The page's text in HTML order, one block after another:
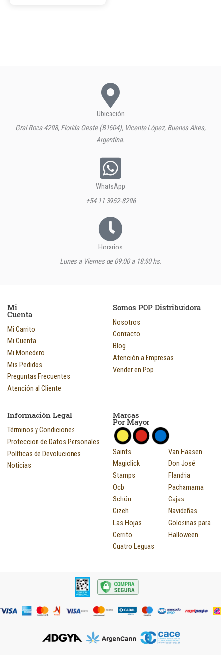
Ubicación
Gral Roca 4298, Florida Oeste (B1604), Vicente López, Buenos Aires,
Argentina.
WhatsApp
+54 11 3952-8296
Horarios
Lunes a Viernes de 09:00 a 18:00 hs.
Mi
Cuenta
Mi Carrito
Mi Cuenta
Mi Monedero
Mis Pedidos
Preguntas Frecuentes
Atención al Cliente
Somos POP Distribuidora
Nosotros
Contacto
Blog
Atención a Empresas
Vender en Pop
Información Legal
Términos y Condiciones
Proteccion de Datos Personales
Políticas de Devoluciones
Noticias
Marcas
Por Mayor
Saints
Magiclick
Stamps
Ocb
Schön
Gizeh
Las Hojas
Cerrito
Cuatro Leguas
Van Häasen
Don José
Flandria
Pachamama
Cajas
Navideñas
Golosinas para
Halloween